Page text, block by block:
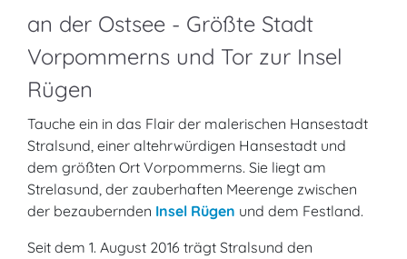
an der Ostsee - Größte Stadt
Vorpommerns und Tor zur Insel
Rügen
Tauche ein in das Flair der malerischen Hansestadt
Stralsund, einer altehrwürdigen Hansestadt und
dem größten Ort Vorpommerns. Sie liegt am
Strelasund, der zauberhaften Meerenge zwischen
der bezaubernden Insel Rügen und dem Festland.
Seit dem 1. August 2016 trägt Stralsund den